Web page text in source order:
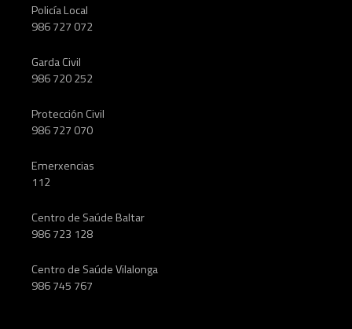
Policía Local
986 727 072
Garda Civil
986 720 252
Protección Civil
986 727 070
Emerxencias
112
Centro de Saúde Baltar
986 723 128
Centro de Saúde Vilalonga
986 745 767